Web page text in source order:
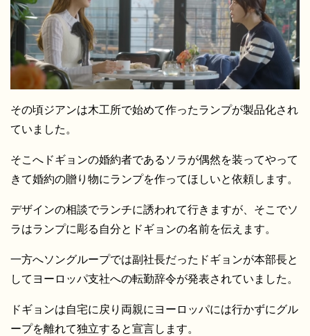
その頃ジアンは木工所で始めて作ったランプが製品化され
ていました。
そこへドギョンの婚約者であるソラが偶然を装ってやって
きて婚約の贈り物にランプを作ってほしいと依頼します。
デザインの相談でランチに誘われて行きますが、そこでソ
ラはランプに彫る自分とドギョンの名前を伝えます。
一方へソングループでは副社長だったドギョンが本部長と
してヨーロッパ支社への転勤辞令が発表されていました。
ドギョンは自宅に戻り両親にヨーロッパには行かずにグル
ープを離れて独立すると宣言します。